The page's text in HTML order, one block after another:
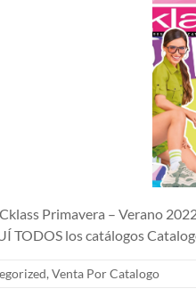
Primavera – Verano
TODOS los catálogos
, Venta Por Catalogo